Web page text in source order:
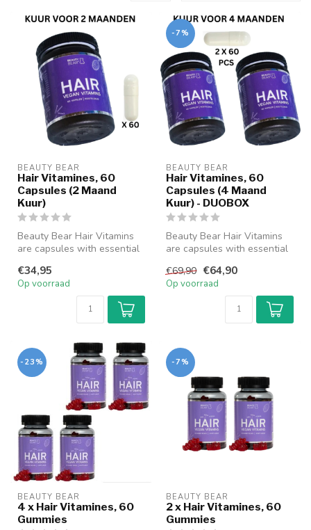
BEAUTY BEAR
Hair Vitamines, 60
Capsules (2 Maand
Kuur)
Beauty Bear Hair Vitamins
are capsules with essential
€34,95
Op voorraad
-7%
BEAUTY BEAR
Hair Vitamines, 60
Capsules (4 Maand
Kuur) - DUOBOX
Beauty Bear Hair Vitamins
are capsules with essential
€69,90 €64,90
Op voorraad
-23%
BEAUTY BEAR
4 x Hair Vitamines, 60
Gummies
-7%
BEAUTY BEAR
2 x Hair Vitamines, 60
Gummies